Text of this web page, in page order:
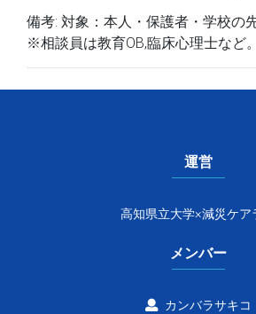
備考: 対象：本人・保護者・学校の
※相談員は教育OB,臨床心理士など。
運営
高知県立大学×減災ケア
メンバー
カンバラサキコ